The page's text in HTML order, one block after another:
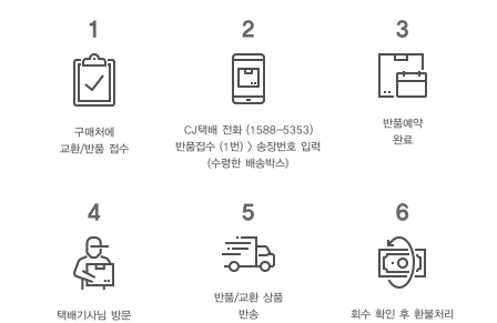
1
구매처에
교환/반품 접수
2
CJ택배 전화 (1588-5353)
반품접수 (1번) > 송장번호 입력
(수령한 배송박스)
3
반품예약
완료
4
택배기사님 방문
5
반품/교환 상품
반송
6
회수 확인 후 환불처리